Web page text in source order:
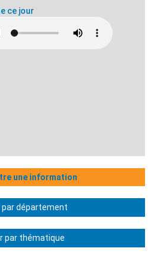
ce jour
une information
par département
par thématique